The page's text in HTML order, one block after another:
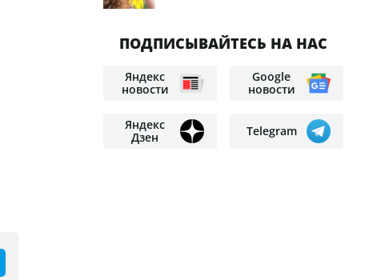
ПОДПИСЫВАЙТЕСЬ НА НАС
Яндекс
новости
Google
новости
Яндекс
Дзен
Telegram